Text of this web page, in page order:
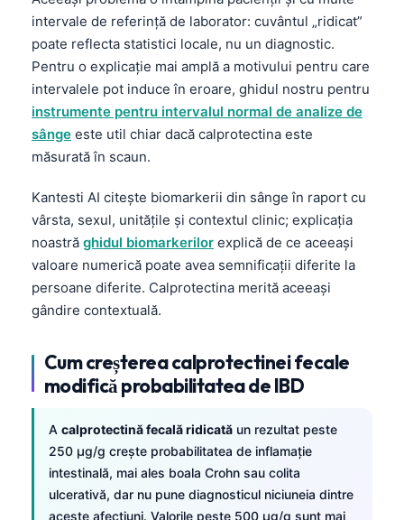
intervale de referință de laborator: cuvântul „ridicat”
poate reflecta statistici locale, nu un diagnostic.
Pentru o explicație mai amplă a motivului pentru care
intervalele pot induce în eroare, ghidul nostru pentru
instrumente pentru intervalul normal de analize de
sânge este util chiar dacă calprotectina este
măsurată în scaun.
Kantesti AI citește biomarkerii din sânge în raport cu
vârsta, sexul, unitățile și contextul clinic; explicația
noastră ghidul biomarkerilor explică de ce aceeași
valoare numerică poate avea semnificații diferite la
persoane diferite. Calprotectina merită aceeași
gândire contextuală.
Cum creșterea calprotectinei fecale
modifică probabilitatea de IBD
A calprotectină fecală ridicată un rezultat peste
250 µg/g crește probabilitatea de inflamație
intestinală, mai ales boala Crohn sau colita
ulcerativă, dar nu pune diagnosticul niciuneia dintre
aceste afecțiuni. Valorile peste 500 µg/g sunt mai